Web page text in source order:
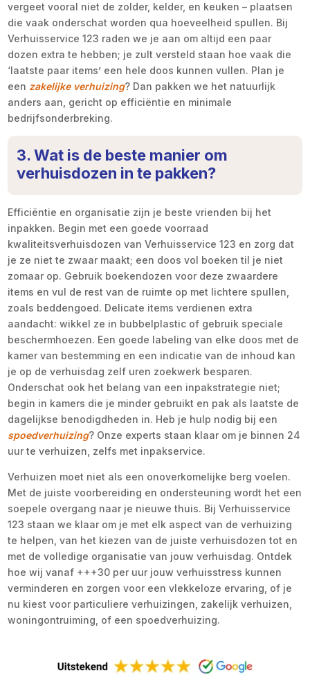
vergeet vooral niet de zolder, kelder, en keuken – plaatsen
die vaak onderschat worden qua hoeveelheid spullen. Bij
Verhuisservice 123 raden we je aan om altijd een paar
dozen extra te hebben; je zult versteld staan hoe vaak die
‘laatste paar items’ een hele doos kunnen vullen. Plan je
een zakelijke verhuizing? Dan pakken we het natuurlijk
anders aan, gericht op efficiëntie en minimale
bedrijfsonderbreking.
3. Wat is de beste manier om
verhuisdozen in te pakken?
Efficiëntie en organisatie zijn je beste vrienden bij het
inpakken. Begin met een goede voorraad
kwaliteitsverhuisdozen van Verhuisservice 123 en zorg dat
je ze niet te zwaar maakt; een doos vol boeken til je niet
zomaar op. Gebruik boekendozen voor deze zwaardere
items en vul de rest van de ruimte op met lichtere spullen,
zoals beddengoed. Delicate items verdienen extra
aandacht: wikkel ze in bubbelplastic of gebruik speciale
beschermhoezen. Een goede labeling van elke doos met de
kamer van bestemming en een indicatie van de inhoud kan
je op de verhuisdag zelf uren zoekwerk besparen.
Onderschat ook het belang van een inpakstrategie niet;
begin in kamers die je minder gebruikt en pak als laatste de
dagelijkse benodigdheden in. Heb je hulp nodig bij een
spoedverhuizing? Onze experts staan klaar om je binnen 24
uur te verhuizen, zelfs met inpakservice.
Verhuizen moet niet als een onoverkomelijke berg voelen.
Met de juiste voorbereiding en ondersteuning wordt het een
soepele overgang naar je nieuwe thuis. Bij Verhuisservice
123 staan we klaar om je met elk aspect van de verhuizing
te helpen, van het kiezen van de juiste verhuisdozen tot en
met de volledige organisatie van jouw verhuisdag. Ontdek
hoe wij vanaf +++30 per uur jouw verhuisstress kunnen
verminderen en zorgen voor een vlekkeloze ervaring, of je
nu kiest voor particuliere verhuizingen, zakelijk verhuizen,
woningontruiming, of een spoedverhuizing.